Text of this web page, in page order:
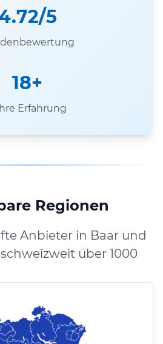
5
18+
Erfahrung
Regionen
Anbieter in Baar und
über 1000